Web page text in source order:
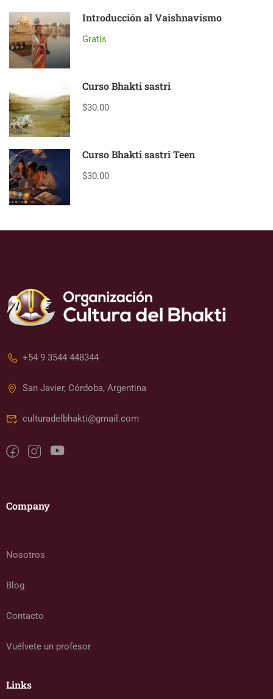
Introducción al Vaishnavismo
Gratis
Curso Bhakti sastri
$30.00
Curso Bhakti sastri Teen
$30.00
+54 9 3544 448344
San Javier, Córdoba, Argentina
culturadelbhakti@gmail.com
Company
Nosotros
Blog
Contacto
Vuélvete un profesor
Links